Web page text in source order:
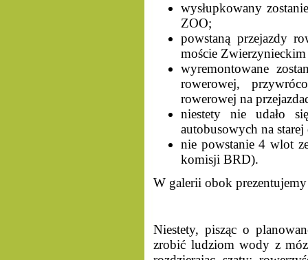
wysłupkowany
ZOO;
powstaną przejazdy
moście
wyremontowane
rowerowej,
rowerowej na
niestety nie udało
autobusowych na
nie powstanie 4 wlot
komisji BRD).
W galerii obok
Niestety, pisząc o
zrobić ludziom wody z